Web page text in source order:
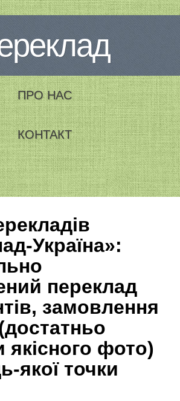
ПРО НАС
КОНТАКТ
Україна»:
переклад
замовлення
якісного фото)
якої точки